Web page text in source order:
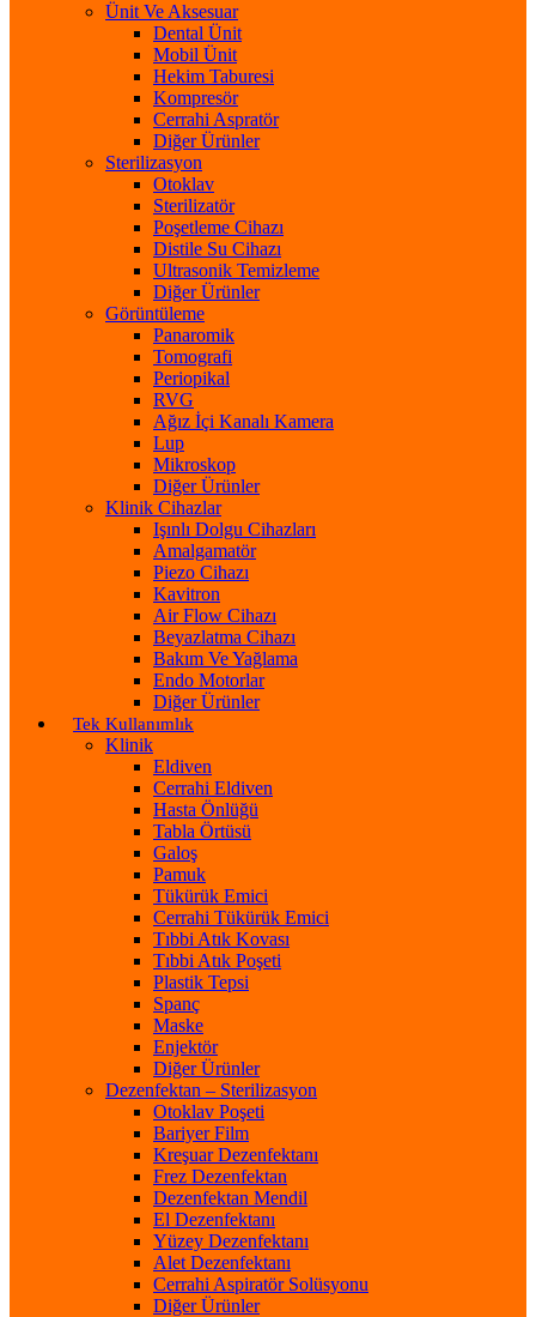
Ünit Ve Aksesuar
Dental Ünit
Mobil Ünit
Hekim Taburesi
Kompresör
Cerrahi Aspratör
Diğer Ürünler
Sterilizasyon
Otoklav
Sterilizatör
Poşetleme Cihazı
Distile Su Cihazı
Ultrasonik Temizleme
Diğer Ürünler
Görüntüleme
Panaromik
Tomografi
Periopikal
RVG
Ağız İçi Kanalı Kamera
Lup
Mikroskop
Diğer Ürünler
Klinik Cihazlar
Işınlı Dolgu Cihazları
Amalgamatör
Piezo Cihazı
Kavitron
Air Flow Cihazı
Beyazlatma Cihazı
Bakım Ve Yağlama
Endo Motorlar
Diğer Ürünler
Tek Kullanımlık
Klinik
Eldiven
Cerrahi Eldiven
Hasta Önlüğü
Tabla Örtüsü
Galoş
Pamuk
Tükürük Emici
Cerrahi Tükürük Emici
Tıbbi Atık Kovası
Tıbbi Atık Poşeti
Plastik Tepsi
Spanç
Maske
Enjektör
Diğer Ürünler
Dezenfektan – Sterilizasyon
Otoklav Poşeti
Bariyer Film
Kreşuar Dezenfektanı
Frez Dezenfektan
Dezenfektan Mendil
El Dezenfektanı
Yüzey Dezenfektanı
Alet Dezenfektanı
Cerrahi Aspiratör Solüsyonu
Diğer Ürünler